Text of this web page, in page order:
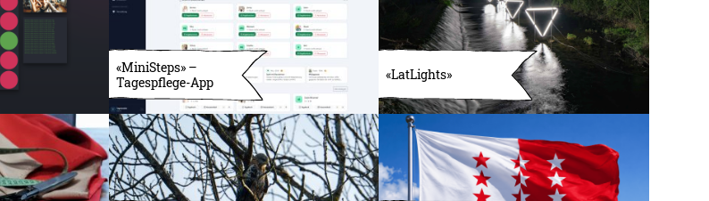
«MiniSteps» –
Tagespflege-App
«LatLights»